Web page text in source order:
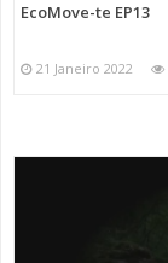
EcoMove-te EP13
21 Janeiro 2022